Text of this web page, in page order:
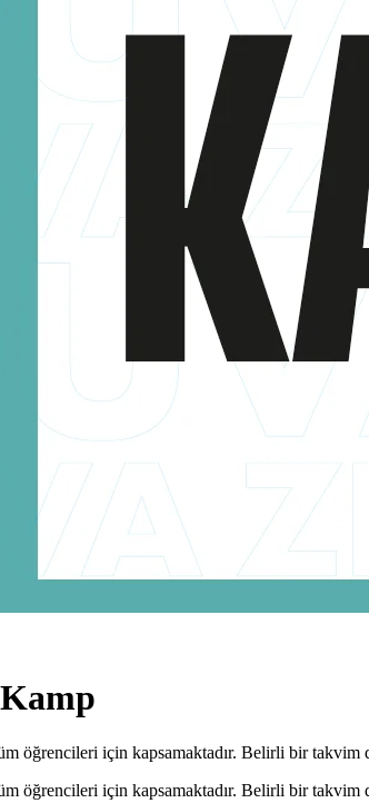
öğrencileri için kapsamaktadır. Belirli bir takvim
öğrencileri için kapsamaktadır. Belirli bir takvim